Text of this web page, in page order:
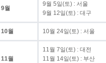
9월
9월 5일(토) : 서울
9월 12일(토) : 대구
10월 10월 24일(토) : 서울
11월
11월 7일(토) : 대전
11월 14일(토) : 부산